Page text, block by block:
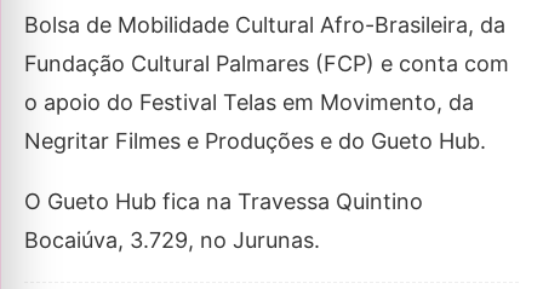
Bolsa de Mobilidade Cultural Afro-Brasileira, da
Fundação Cultural Palmares (FCP) e conta com
o apoio do Festival Telas em Movimento, da
Negritar Filmes e Produções e do Gueto Hub.
O Gueto Hub fica na Travessa Quintino
Bocaiúva, 3.729, no Jurunas.